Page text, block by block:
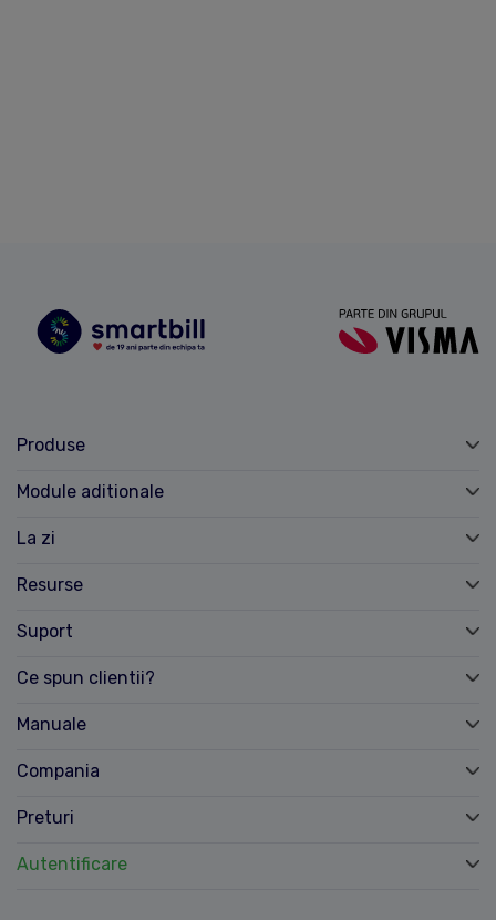
Produse
Module aditionale
La zi
Resurse
Suport
Ce spun clientii?
Manuale
Compania
Preturi
Autentificare